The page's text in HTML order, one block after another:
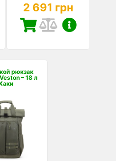
2 691 грн
рюкзак
– 18 л